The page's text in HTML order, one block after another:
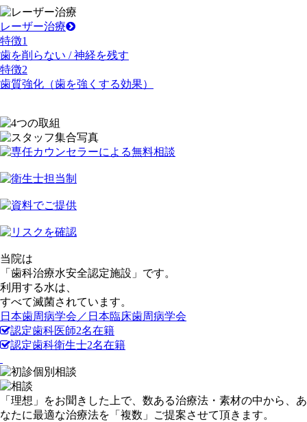
レーザー治療
特徴1
歯を削らない / 神経を残す
特徴2
歯質強化（歯を強くする効果）
当院は
「歯科治療水安全認定施設 」です。
利用する水は、
すべて滅菌されています。
日本歯周病学会／日本臨床歯周病学会
認定歯科医師2名在籍
認定歯科衛生士2名在籍
「 理想 」をお聞きした上で、数ある治療法・素材の中から、あ
なたに最適な治療法を「 複数 」ご提案させて頂きます。